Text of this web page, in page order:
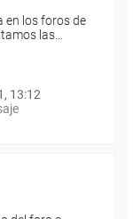
en los foros de
las…
13:12